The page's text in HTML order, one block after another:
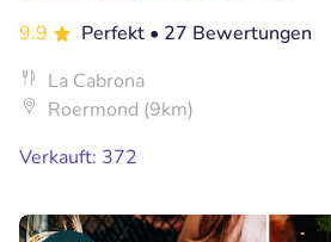
9.9
Perfekt • 27 Bewertungen
La Cabrona
Roermond (9km)
Verkauft: 372